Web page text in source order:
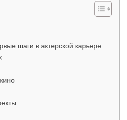
шаги в актерской карьере